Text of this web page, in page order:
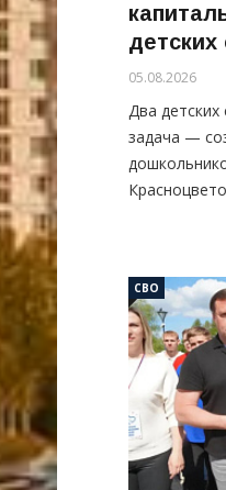
детских
05.08.2026
Два детских
задача —
СВО